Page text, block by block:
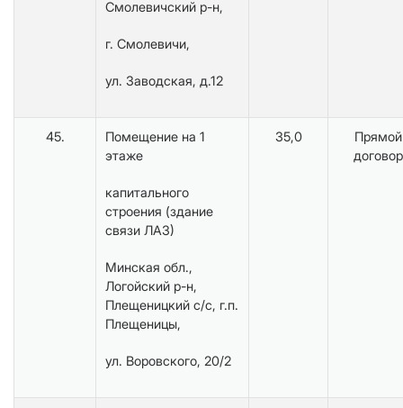
Смолевичский р-н,
г. Смолевичи,
ул. Заводская, д.12
45.
Помещение на 1
этаже
капитального
строения (здание
связи ЛАЗ)
Минская обл.,
Логойский р-н,
Плещеницкий с/с, г.п.
Плещеницы,
ул. Воровского, 20/2
35,0
Прямой
договор